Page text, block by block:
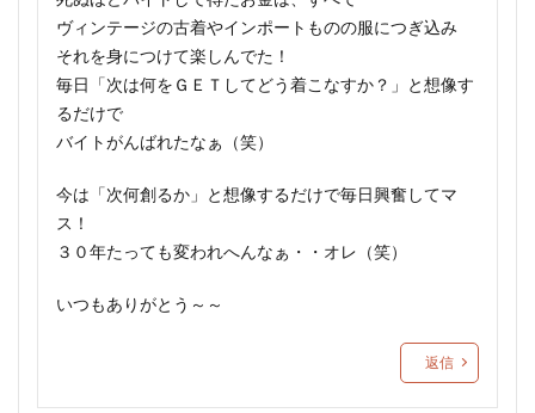
ヴィンテージの古着やインポートものの服につぎ込み
それを身につけて楽しんでた！
毎日「次は何をＧＥＴしてどう着こなすか？」と想像す
るだけで
バイトがんばれたなぁ（笑）
今は「次何創るか」と想像するだけで毎日興奮してマ
ス！
３０年たっても変われへんなぁ・・オレ（笑）
いつもありがとう～～
返信